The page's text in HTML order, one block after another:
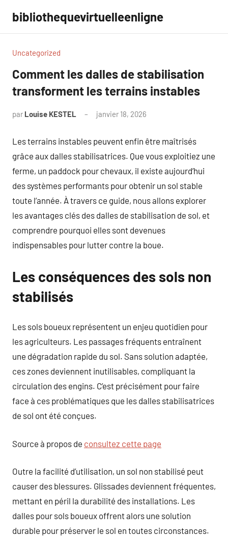
contenu
bibliothequevirtuelleenligne
Uncategorized
Comment les dalles de stabilisation
transforment les terrains instables
par Louise KESTEL janvier 18, 2026
Les terrains instables peuvent enfin être maîtrisés
grâce aux dalles stabilisatrices. Que vous exploitiez une
ferme, un paddock pour chevaux, il existe aujourd’hui
des systèmes performants pour obtenir un sol stable
toute l’année. À travers ce guide, nous allons explorer
les avantages clés des dalles de stabilisation de sol, et
comprendre pourquoi elles sont devenues
indispensables pour lutter contre la boue.
Les conséquences des sols non
stabilisés
Les sols boueux représentent un enjeu quotidien pour
les agriculteurs. Les passages fréquents entraînent
une dégradation rapide du sol. Sans solution adaptée,
ces zones deviennent inutilisables, compliquant la
circulation des engins. C’est précisément pour faire
face à ces problématiques que les dalles stabilisatrices
de sol ont été conçues.
Source à propos de consultez cette page
Outre la facilité d’utilisation, un sol non stabilisé peut
causer des blessures. Glissades deviennent fréquentes,
mettant en péril la durabilité des installations. Les
dalles pour sols boueux offrent alors une solution
durable pour préserver le sol en toutes circonstances.